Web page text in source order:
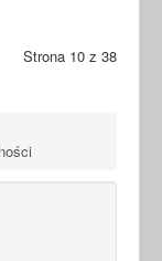
Strona 10 z 38